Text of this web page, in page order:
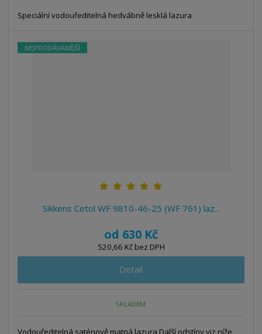
Speciální vodouředitelná hedvábně lesklá lazura
NEJPRODÁVANĚJŠÍ
Sikkens Cetol WF 9810-46-25 (WF 761) laz...
od 630 Kč
520,66 Kč bez DPH
Detail
SKLADEM
Vodouředitelná saténově matná lazura Další odstíny viz níže